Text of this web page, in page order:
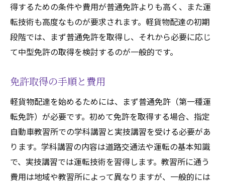
得するための条件や費用が普通免許よりも高く、また運
転技術も高度なものが要求されます。軽貨物配達の初期
段階では、まず普通免許を取得し、それから必要に応じ
て中型免許の取得を検討するのが一般的です。
免許取得の手順と費用
軽貨物配達を始めるためには、まず普通免許（第一種運
転免許）が必要です。初めて免許を取得する場合、指定
自動車教習所での学科講習と実技講習を受ける必要があ
ります。学科講習の内容は道路交通法や運転の基本知識
で、実技講習では運転技術を習得します。教習所に通う
費用は地域や教習所によって異なりますが、一般的には